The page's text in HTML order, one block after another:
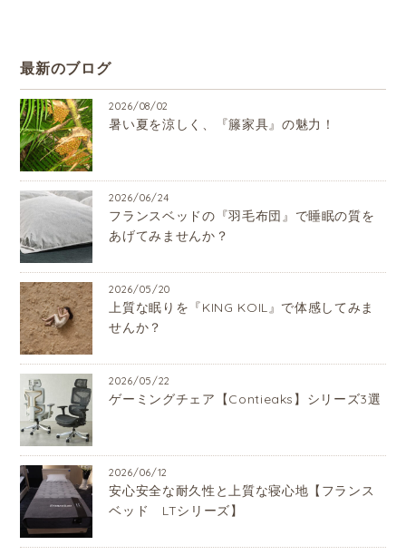
最新のブログ
2026/08/02
暑い夏を涼しく、『籐家具』の魅力！
2026/06/24
フランスベッドの『羽毛布団』で睡眠の質を
あげてみませんか？
2026/05/20
上質な眠りを『KING KOIL』で体感してみま
せんか？
2026/05/22
ゲーミングチェア【Contieaks】シリーズ3選
2026/06/12
安心安全な耐久性と上質な寝心地【フランス
ベッド LTシリーズ】